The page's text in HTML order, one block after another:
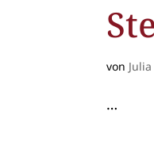
von
…